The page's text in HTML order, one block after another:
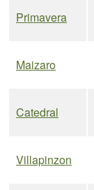
Primavera
Maizaro
Catedral
Villapinzon